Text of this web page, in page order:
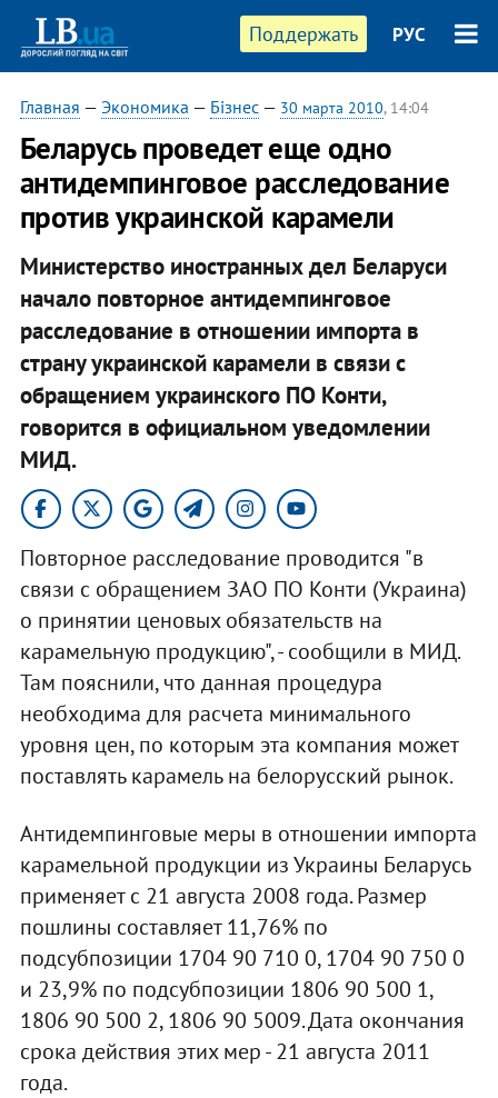
Поддержать РУС
Главная — Экономика — Бізнес— 30 марта 2010, 14:04
Беларусь проведет еще одно
антидемпинговое расследование
против украинской карамели
Министерство иностранных дел Беларуси
начало повторное антидемпинговое
расследование в отношении импорта в
страну украинской карамели в связи с
обращением украинского ПО Конти,
говорится в официальном уведомлении
МИД.
Повторное расследование проводится "в
связи с обращением ЗАО ПО Конти (Украина)
о принятии ценовых обязательств на
карамельную продукцию", - сообщили в МИД.
Там пояснили, что данная процедура
необходима для расчета минимального
уровня цен, по которым эта компания может
поставлять карамель на белорусский рынок.
Антидемпинговые меры в отношении импорта
карамельной продукции из Украины Беларусь
применяет с 21 августа 2008 года. Размер
пошлины составляет 11,76% по
подсубпозиции 1704 90 710 0, 1704 90 750 0
и 23,9% по подсубпозиции 1806 90 500 1,
1806 90 500 2, 1806 90 5009. Дата окончания
срока действия этих мер - 21 августа 2011
года.